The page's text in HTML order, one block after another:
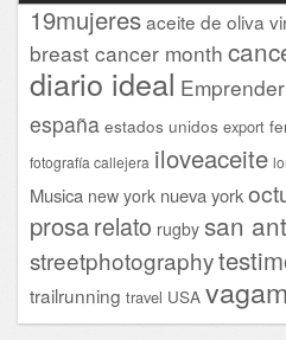
19mujeresaceite de oliva
breast cancer month
diario ideal Emprender
españa estados unidos export
fotografía callejera iloveaceite
Musica new york nueva york
prosarelato rugby san
streetphotography
trailrunning travel USA